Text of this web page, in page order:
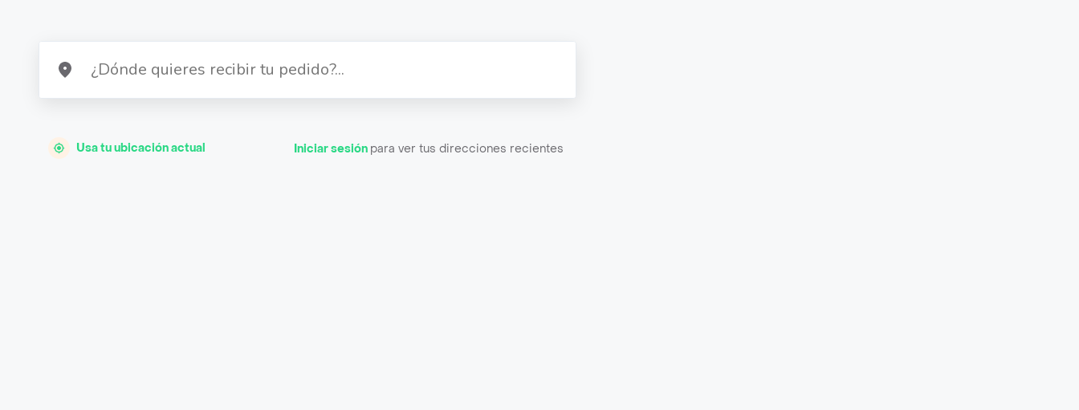
Usa tu ubicación actual Iniciar sesión para ver tus direcciones recientes